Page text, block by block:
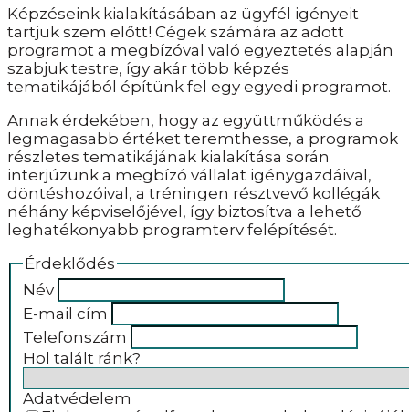
Képzéseink kialakításában az ügyfél igényeit
tartjuk szem előtt! Cégek számára az adott
programot a megbízóval való egyeztetés alapján
szabjuk testre, így akár több képzés
tematikájából építünk fel egy egyedi programot.
Annak érdekében, hogy az együttműködés a
legmagasabb értéket teremthesse, a programok
részletes tematikájának kialakítása során
interjúzunk a megbízó vállalat igénygazdáival,
döntéshozóival, a tréningen résztvevő kollégák
néhány képviselőjével, így biztosítva a lehető
leghatékonyabb programterv felépítését.
Érdeklődés
Név
E-mail cím
Telefonszám
Hol talált ránk?
Adatvédelem